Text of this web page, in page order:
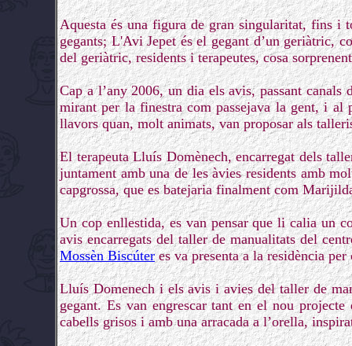
Aquesta és una figura de gran singularitat, fins i
gegants; L'Avi Jepet és el gegant d’un geriàtric,
del geriàtric, residents i terapeutes, cosa
Cap a l’any 2006, un dia els avis, passant canals
mirant per la finestra com passejava la gent, i al
llavors quan, molt animats, van proposar als
El terapeuta Lluís Domènech, encarregat dels
juntament amb una de les àvies residents amb
capgrossa, que es batejaria finalment com
Un cop enllestida, es van pensar que li calia un
avis encarregats del taller de manualitats del
Mossèn Biscúteres va presenta a la residència per
Lluís Domenech i els avis i avies del taller de
gegant. Es van engrescar tant en el nou
cabells grisos i amb una arracada a l’orella,